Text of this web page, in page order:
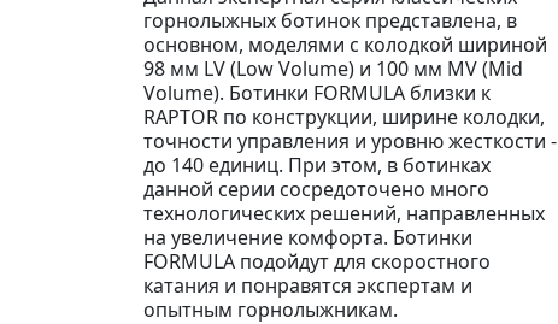
горнолыжных ботинок представлена, в
основном, моделями с колодкой шириной
98 мм LV (Low Volume) и 100 мм MV (Mid
Volume). Ботинки FORMULA близки к
RAPTOR по конструкции, ширине колодки,
точности управления и уровню жесткости -
до 140 единиц. При этом, в ботинках
данной серии сосредоточено много
технологических решений, направленных
на увеличение комфорта. Ботинки
FORMULA подойдут для скоростного
катания и понравятся экспертам и
опытным горнолыжникам.